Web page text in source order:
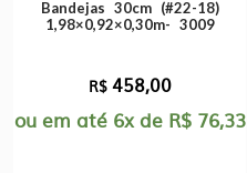
Bandejas 30cm (#22-18)
1,98×0,92×0,30m- 3009
R$ 458,00
ou em até 6x de R$ 76,33